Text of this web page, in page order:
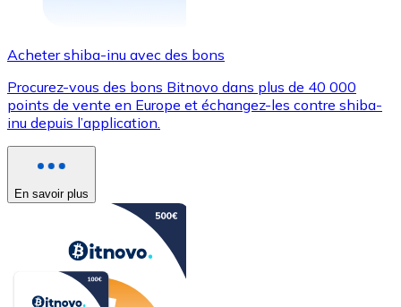
Acheter shiba-inu avec des bons
Procurez-vous des bons Bitnovo dans plus de 40 000
points de vente en Europe et échangez-les contre shiba-
inu depuis l’application.
En savoir plus